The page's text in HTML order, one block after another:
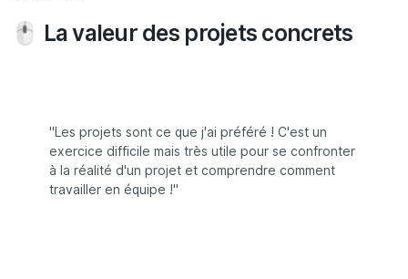
🖱 La valeur des projets concrets
"Les projets sont ce que j'ai préféré ! C'est un
exercice difficile mais très utile pour se confronter
à la réalité d'un projet et comprendre comment
travailler en équipe !"